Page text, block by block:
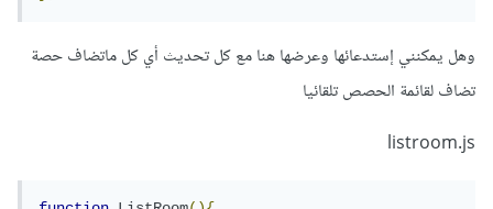
وهل يمكنني إستدعائها وعرضها هنا مع كل تحديث أي كل ماتضاف حصة
تضاف لقائمة الحصص تلقائيا
listroom.js